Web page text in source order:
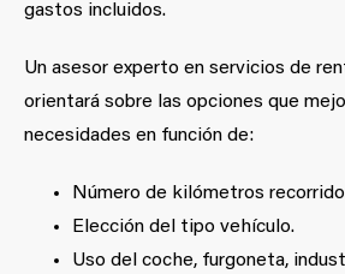
gastos incluidos.
Un asesor experto en servicios de
orientará sobre las opciones que
necesidades en función de:
Número de kilómetros
Elección del tipo vehículo.
Uso del coche, furgoneta,